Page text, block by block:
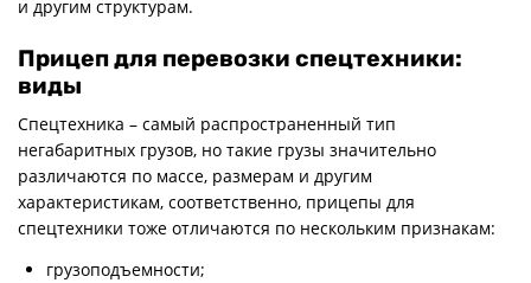
и другим структурам.
Прицеп для перевозки спецтехники:
виды
Спецтехника – самый распространенный тип
негабаритных грузов, но такие грузы значительно
различаются по массе, размерам и другим
характеристикам, соответственно, прицепы для
спецтехники тоже отличаются по нескольким признакам:
грузоподъемности;